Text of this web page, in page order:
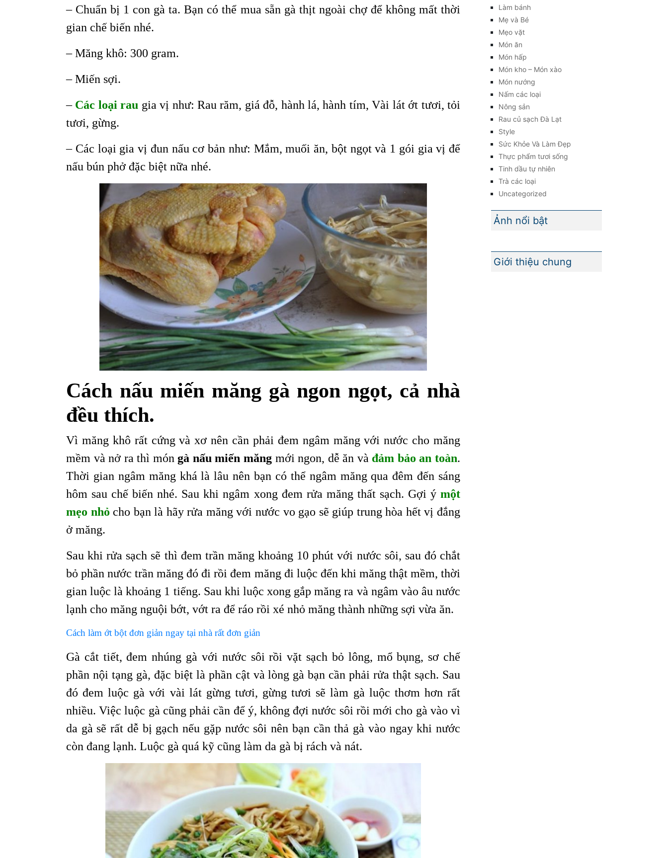
– Chuẩn bị 1 con gà ta. Bạn có thể mua sẵn gà thịt ngoài chợ để không mất thời
gian chế biến nhé.
– Măng khô: 300 gram.
– Miến sợi.
– Các loại rau gia vị như: Rau răm, giá đỗ, hành lá, hành tím, Vài lát ớt tươi, tỏi
tươi, gừng.
– Các loại gia vị đun nấu cơ bản như: Mắm, muối ăn, bột ngọt và 1 gói gia vị để
nấu bún phở đặc biệt nữa nhé.
Cách nấu miến măng gà ngon ngọt, cả nhà
đều thích.
Vì măng khô rất cứng và xơ nên cần phải đem ngâm măng với nước cho măng
mềm và nở ra thì món gà nấu miến măng mới ngon, dễ ăn và đảm bảo an toàn.
Thời gian ngâm măng khá là lâu nên bạn có thể ngâm măng qua đêm đến sáng
hôm sau chế biến nhé. Sau khi ngâm xong đem rửa măng thất sạch. Gợi ý một
mẹo nhỏ cho bạn là hãy rửa măng với nước vo gạo sẽ giúp trung hòa hết vị đắng
ở măng.
Sau khi rửa sạch sẽ thì đem trần măng khoảng 10 phút với nước sôi, sau đó chắt
bỏ phần nước trần măng đó đi rồi đem măng đi luộc đến khi măng thật mềm, thời
gian luộc là khoảng 1 tiếng. Sau khi luộc xong gắp măng ra và ngâm vào âu nước
lạnh cho măng nguội bớt, vớt ra để ráo rồi xé nhỏ măng thành những sợi vừa ăn.
Cách làm ớt bột đơn giản ngay tại nhà rất đơn giản
Gà cắt tiết, đem nhúng gà với nước sôi rồi vặt sạch bỏ lông, mổ bụng, sơ chế
phần nội tạng gà, đặc biệt là phần cật và lòng gà bạn cần phải rửa thật sạch. Sau
đó đem luộc gà với vài lát gừng tươi, gừng tươi sẽ làm gà luộc thơm hơn rất
nhiều. Việc luộc gà cũng phải cần để ý, không đợi nước sôi rồi mới cho gà vào vì
da gà sẽ rất dễ bị gạch nếu gặp nước sôi nên bạn cần thả gà vào ngay khi nước
còn đang lạnh. Luộc gà quá kỹ cũng làm da gà bị rách và nát.
Làm bánh
Mẹ và Bé
Mẹo vặt
Món ăn
Món hấp
Món kho – Món xào
Món nướng
Nấm các loại
Nông sản
Rau củ sạch Đà Lạt
Style
Sức Khỏe Và Làm Đẹp
Thực phẩm tươi sống
Tinh dầu tự nhiên
Trà các loại
Uncategorized
Ảnh nổi bật
Giới thiệu chung